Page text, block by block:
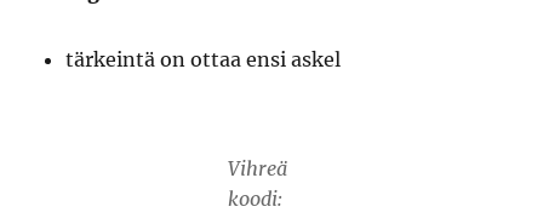
tärkeintä on ottaa ensi askel
Vihreä
koodi: